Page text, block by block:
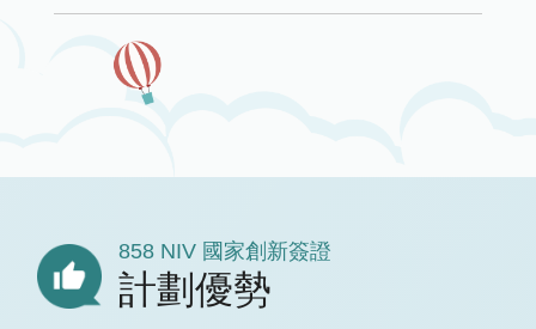
858 NIV 國家創新簽證
計劃優勢